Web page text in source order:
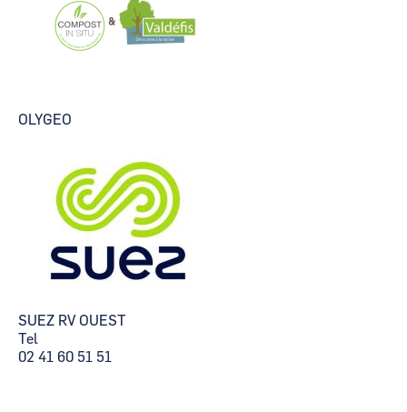
OLYGEO
SUEZ RV OUEST
Tel
02 41 60 51 51